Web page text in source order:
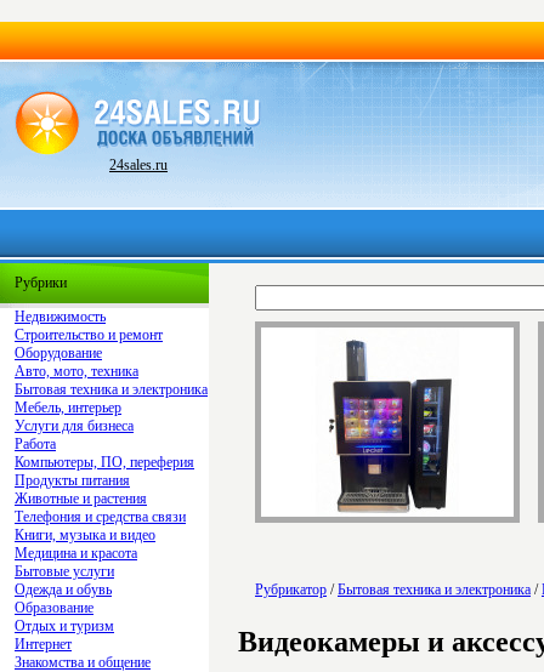
24sales.ru
Рубрики
Недвижимость
Строительство и ремонт
Оборудование
Авто, мото, техника
Бытовая техника и электроника
Мебель, интерьер
Услуги для бизнеса
Работа
Компьютеры, ПО, переферия
Продукты питания
Животные и растения
Телефония и средства связи
Книги, музыка и видео
Медицина и красота
Бытовые услуги
Одежда и обувь
Образование
Отдых и туризм
Интернет
Знакомства и общение
Рубрикатор /Бытовая техника и электроника /
Видеокамеры и